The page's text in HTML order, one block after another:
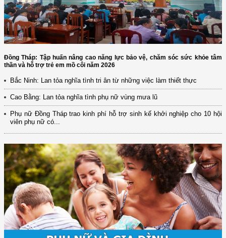
Đồng Tháp: Tập huấn nâng cao năng lực bảo vệ, chăm sóc sức khỏe tâm
thần và hỗ trợ trẻ em mồ côi năm 2026
Bắc Ninh: Lan tỏa nghĩa tình tri ân từ những việc làm thiết thực
Cao Bằng: Lan tỏa nghĩa tình phụ nữ vùng mưa lũ
Phụ nữ Đồng Tháp trao kinh phí hỗ trợ sinh kế khởi nghiệp cho 10 hội
viên phụ nữ có...